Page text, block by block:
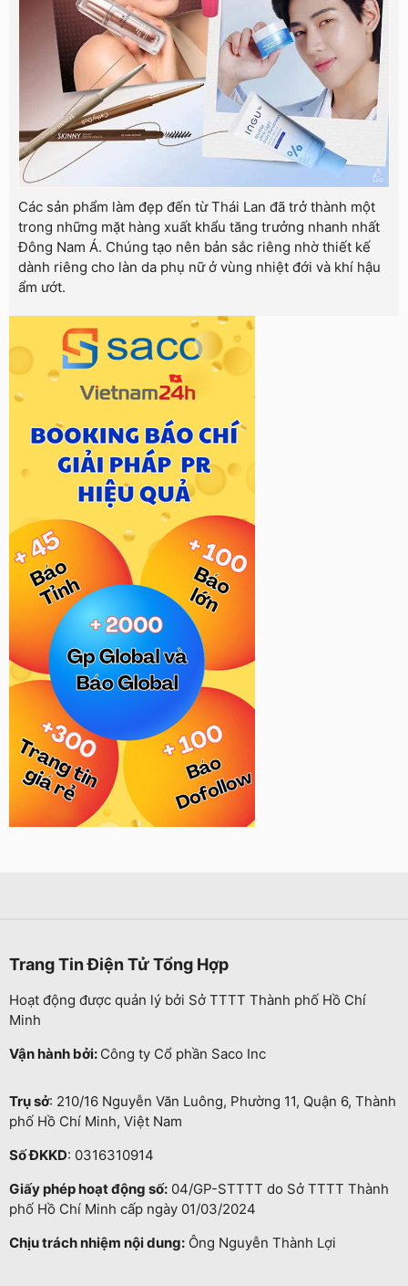
Các sản phẩm làm đẹp đến từ Thái Lan đã trở thành một
trong những mặt hàng xuất khẩu tăng trưởng nhanh nhất
Đông Nam Á. Chúng tạo nên bản sắc riêng nhờ thiết kế
dành riêng cho làn da phụ nữ ở vùng nhiệt đới và khí hậu
ẩm ướt.
Trang Tin Điện Tử Tổng Hợp
Hoạt động được quản lý bởi Sở TTTT Thành phố Hồ Chí
Minh
Vận hành bởi: Công ty Cổ phần Saco Inc
Trụ sở: 210/16 Nguyễn Văn Luông, Phường 11, Quận 6, Thành
phố Hồ Chí Minh, Việt Nam
Số ĐKKD: 0316310914
Giấy phép hoạt động số: 04/GP-STTTT do Sở TTTT Thành
phố Hồ Chí Minh cấp ngày 01/03/2024
Chịu trách nhiệm nội dung: Ông Nguyễn Thành Lợi